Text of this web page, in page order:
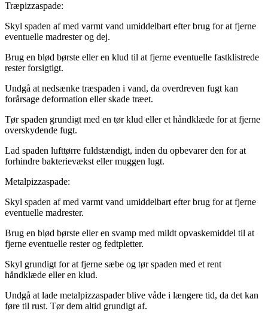
Træpizzaspade:
Skyl spaden af med varmt vand umiddelbart efter brug for at fjerne
eventuelle madrester og dej.
Brug en blød børste eller en klud til at fjerne eventuelle fastklistrede
rester forsigtigt.
Undgå at nedsænke træspaden i vand, da overdreven fugt kan
forårsage deformation eller skade træet.
Tør spaden grundigt med en tør klud eller et håndklæde for at fjerne
overskydende fugt.
Lad spaden lufttørre fuldstændigt, inden du opbevarer den for at
forhindre bakterievækst eller muggen lugt.
Metalpizzaspade:
Skyl spaden af med varmt vand umiddelbart efter brug for at fjerne
eventuelle madrester.
Brug en blød børste eller en svamp med mildt opvaskemiddel til at
fjerne eventuelle rester og fedtpletter.
Skyl grundigt for at fjerne sæbe og tør spaden med et rent
håndklæde eller en klud.
Undgå at lade metalpizzaspader blive våde i længere tid, da det kan
føre til rust. Tør dem altid grundigt af.